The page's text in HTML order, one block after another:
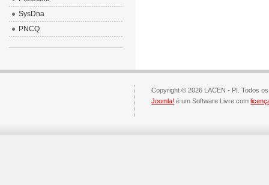
SysDna
PNCQ
Copyright © 2026 LACEN - PI. Todos
Joomla! é um Software Livre com